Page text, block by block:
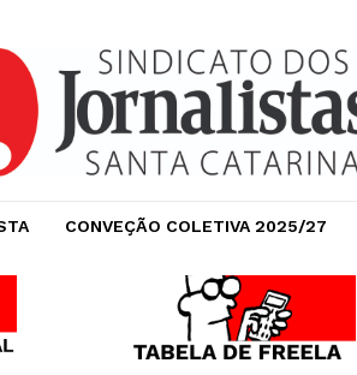
CONVEÇÃO COLETIVA 2025/27